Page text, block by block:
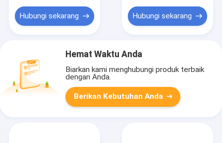
Hubungi sekarang Hubungi sekarang
Hemat Waktu Anda
Biarkan kami menghubungi produk terbaik
dengan Anda.
Berikan Kebutuhan Anda